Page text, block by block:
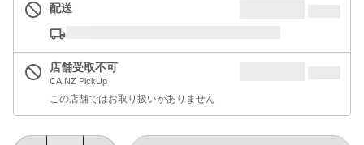
配送
店舗受取不可
CAINZ PickUp
この店舗ではお取り扱いがありません